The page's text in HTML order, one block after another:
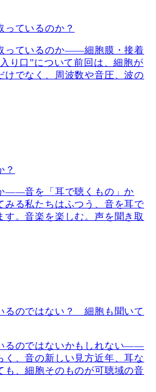
っているのか？
っているのか――細胞膜・接着
り口”について前回は、細胞が
けでなく、周波数や音圧、波の
？
――音を「耳で聴くもの」か
みる私たちはふつう、音を耳で
す。音楽を楽しむ。声を聞き取
るのではない？ 細胞も聞いて
るのではないかもしれない――
く、音の新しい見方近年、耳な
も、細胞そのものが可聴域の音